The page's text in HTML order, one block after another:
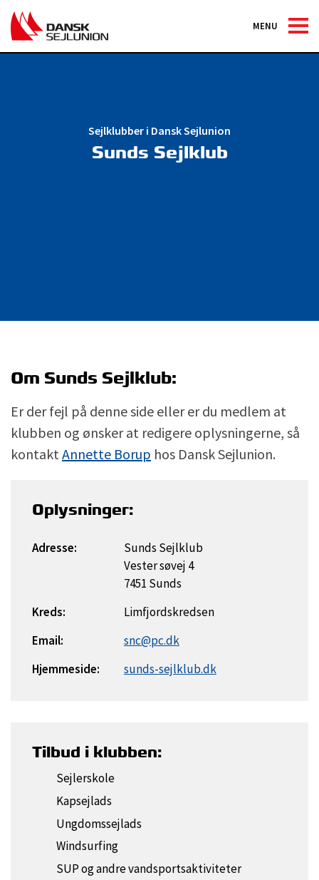
MENU
Sejlklubber i Dansk Sejlunion
Sunds Sejlklub
Om Sunds Sejlklub:
Er der fejl på denne side eller er du medlem at
klubben og ønsker at redigere oplysningerne, så
kontaktAnnette Borup hos Dansk Sejlunion.
Oplysninger:
Adresse:
Sunds Sejlklub
Vester søvej 4
7451 Sunds
Kreds:
Limfjordskredsen
Email:
snc@pc.dk
Hjemmeside:
sunds-sejlklub.dk
Tilbud i klubben:
Sejlerskole
Kapsejlads
Ungdomssejlads
Windsurfing
SUP og andre vandsportsaktiviteter